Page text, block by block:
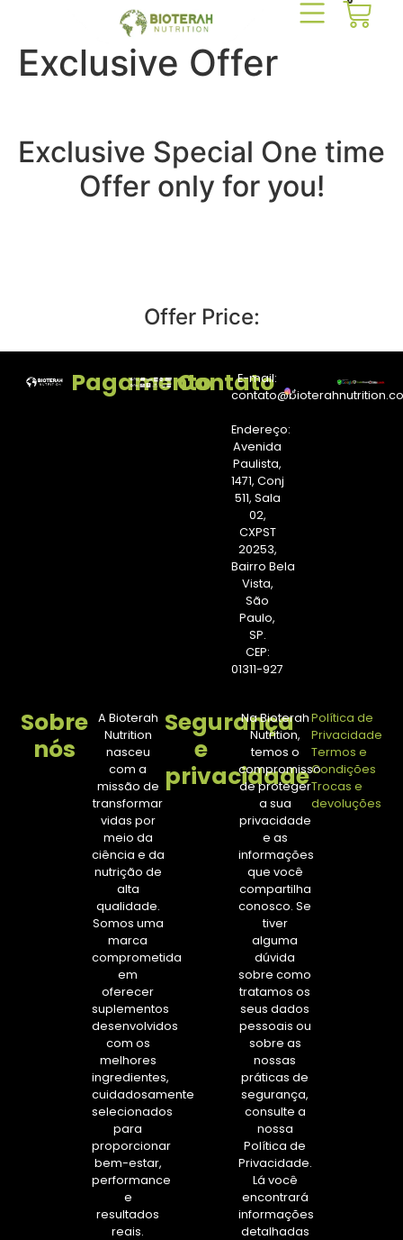
Exclusive Offer
Exclusive Special One time
Offer only for you!
Offer Price:
PagamentoContato
E-mail:
Endereço:
Avenida
Paulista,
1471, Conj
511, Sala
02,
CXPST
20253,
Bairro Bela
Vista,
São
Paulo,
SP.
CEP:
01311-927
Sobre
nós
A Bioterah
Nutrition
nasceu
com a
missão de
transformar
vidas por
meio da
ciência e da
nutrição de
alta
qualidade.
Somos uma
marca
comprometida
em
oferecer
suplementos
desenvolvidos
com os
melhores
ingredientes,
cuidadosamente
selecionados
para
proporcionar
bem-estar,
performance
e
resultados
reais.
Segurança
e
privacidade
Na Bioterah
Nutrition,
temos o
compromisso
de proteger
a sua
privacidade
e as
informações
que você
compartilha
conosco. Se
tiver
alguma
dúvida
sobre como
tratamos os
seus dados
pessoais ou
sobre as
nossas
práticas de
segurança,
consulte a
nossa
Política de
Privacidade.
Lá você
encontrará
informações
detalhadas
Política de
Privacidade
Termos e
Condições
Trocas e
devoluções